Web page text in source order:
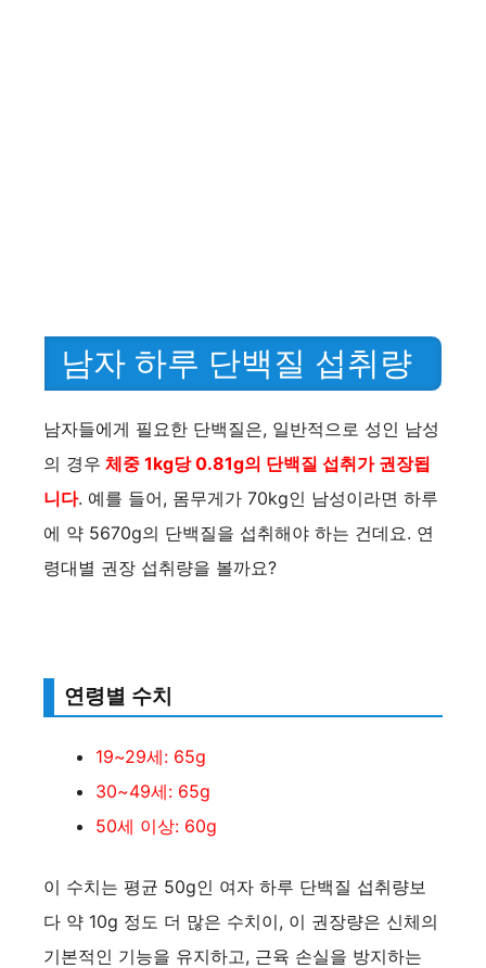
남자 하루 단백질 섭취량
남자들에게 필요한 단백질은, 일반적으로 성인 남성
의 경우 체중 1kg당 0.81g의 단백질 섭취가 권장됩
니다. 예를 들어, 몸무게가 70kg인 남성이라면 하루
에 약 5670g의 단백질을 섭취해야 하는 건데요. 연
령대별 권장 섭취량을 볼까요?
연령별 수치
19~29세: 65g
30~49세: 65g
50세 이상: 60g​
이 수치는 평균 50g인 여자 하루 단백질 섭취량보
다 약 10g 정도 더 많은 수치이, 이 권장량은 신체의
기본적인 기능을 유지하고, 근육 손실을 방지하는